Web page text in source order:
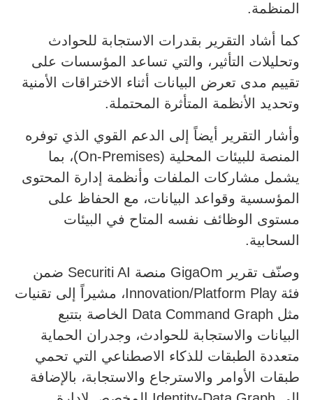
المنظمة.
كما أشاد التقرير بقدرات الاستجابة للحوادث
وتحليلات التأثير، والتي تساعد المؤسسات على
تقييم مدى تعرض البيانات أثناء الاختراقات الأمنية
وتحديد الأنظمة المتأثرة المحتملة.
وأشار التقرير أيضاً إلى الدعم القوي الذي توفره
المنصة للبيئات المحلية (On-Premises)، بما
يشمل مشاركات الملفات وأنظمة إدارة المحتوى
المؤسسية وقواعد البيانات، مع الحفاظ على
مستوى الوظائف نفسه المتاح في البيئات
السحابية.
وصنّف تقرير GigaOm منصة Securiti AI ضمن
فئة Innovation/Platform Play، مشيراً إلى تقنيات
مثل Data Command Graph الخاصة بتتبع
البيانات والاستجابة للحوادث، وجدران الحماية
متعددة الطبقات للذكاء الاصطناعي التي تحمي
طبقات الأوامر والاسترجاع والاستجابة، بالإضافة